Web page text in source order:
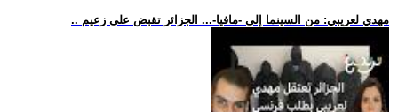
.. مهدي لعريبي: من السينما إلى -مافيا-... الجزائر تقبض على زعيم